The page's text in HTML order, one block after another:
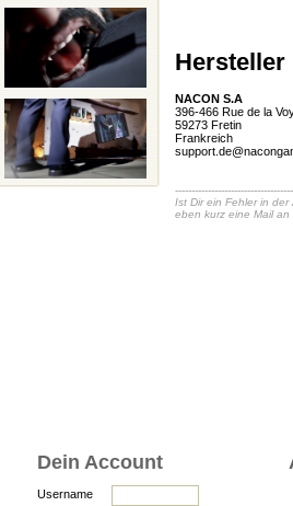
Hersteller
NACON S.A
396-466 Rue de la
59273 Fretin
Frankreich
Ist Dir ein Fehler in
eben kurz eine Mail an
Dein Account
Username